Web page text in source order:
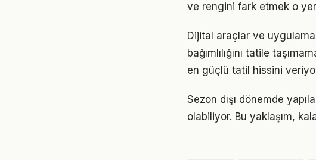
ve rengini fark etmek o
Dijital araçlar ve
bağımlılığını tatile
en güçlü tatil hissini
Sezon dışı dönemde
olabiliyor. Bu yaklaşım,